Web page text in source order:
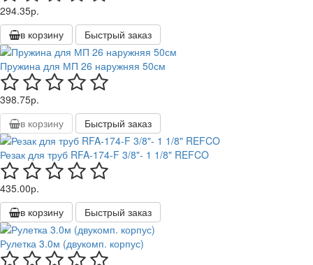
294.35р.
в корзину
Быстрый заказ
Пружина для МП 26 наружняя 50см
398.75р.
в корзину
Быстрый заказ
Резак для труб RFA-174-F 3/8"- 1 1/8" REFCO
435.00р.
в корзину
Быстрый заказ
Рулетка 3.0м (двукомп. корпус)